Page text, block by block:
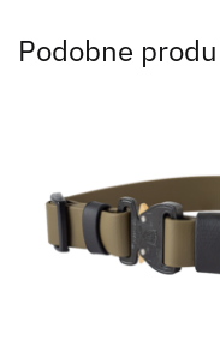
Podobne